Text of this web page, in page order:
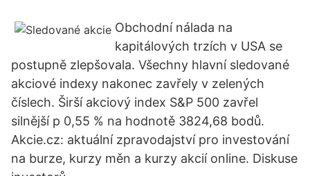
Obchodní nálada na
kapitálových trzích v USA se
postupně zlepšovala. Všechny hlavní sledované
akciové indexy nakonec zavřely v zelených
číslech. Širší akciový index S&P 500 zavřel
silnější p 0,55 % na hodnotě 3824,68 bodů.
Akcie.cz: aktuální zpravodajství pro investování
na burze, kurzy měn a kurzy akcií online. Diskuse